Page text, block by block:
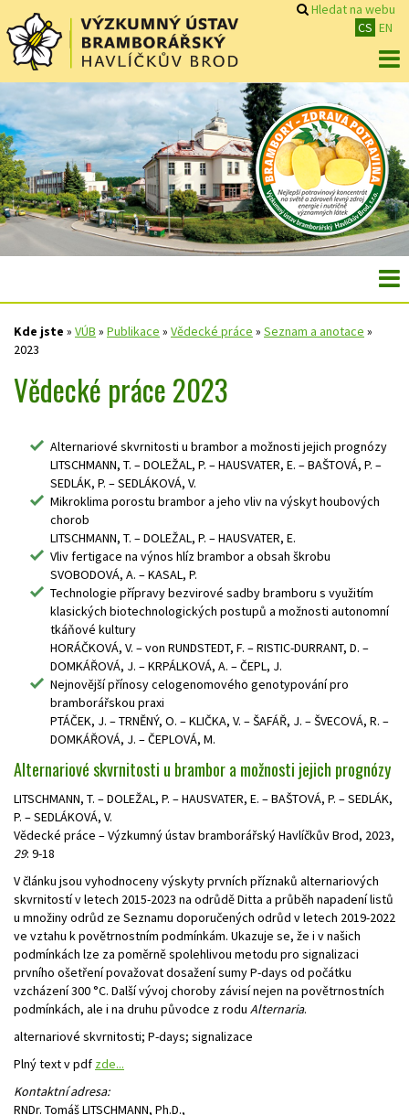
Hledat na webu
CS EN
Kde jste » VÚB » Publikace » Vědecké práce » Seznam a anotace »
2023
Vědecké práce 2023
Alternariové skvrnitosti u brambor a možnosti jejich prognózy
LITSCHMANN, T. – DOLEŽAL, P. – HAUSVATER, E. – BAŠTOVÁ, P. –
SEDLÁK, P. – SEDLÁKOVÁ, V.
Mikroklima porostu brambor a jeho vliv na výskyt houbových
chorob
LITSCHMANN, T. – DOLEŽAL, P. – HAUSVATER, E.
Vliv fertigace na výnos hlíz brambor a obsah škrobu
SVOBODOVÁ, A. – KASAL, P.
Technologie přípravy bezvirové sadby bramboru s využitím
klasických biotechnologických postupů a možnosti autonomní
tkáňové kultury
HORÁČKOVÁ, V. – von RUNDSTEDT, F. – RISTIC-DURRANT, D. –
DOMKÁŘOVÁ, J. – KRPÁLKOVÁ, A. – ČEPL, J.
Nejnovější přínosy celogenomového genotypování pro
bramborářskou praxi
PTÁČEK, J. – TRNĚNÝ, O. – KLIČKA, V. – ŠAFÁŘ, J. – ŠVECOVÁ, R. –
DOMKÁŘOVÁ, J. – ČEPLOVÁ, M.
Alternariové skvrnitosti u brambor a možnosti jejich prognózy
LITSCHMANN, T. – DOLEŽAL, P. – HAUSVATER, E. – BAŠTOVÁ, P. – SEDLÁK,
P. – SEDLÁKOVÁ, V.
Vědecké práce – Výzkumný ústav bramborářský Havlíčkův Brod, 2023,
29: 9-18
V článku jsou vyhodnoceny výskyty prvních příznaků alternariových
skvrnitostí v letech 2015-2023 na odrůdě Ditta a průběh napadení listů
u množiny odrůd ze Seznamu doporučených odrůd v letech 2019-2022
ve vztahu k povětrnostním podmínkám. Ukazuje se, že i v našich
podmínkách lze za poměrně spolehlivou metodu pro signalizaci
prvního ošetření považovat dosažení sumy P-days od počátku
vzcházení 300 °C. Další vývoj choroby závisí nejen na povětrnostních
podmínkách, ale i na druhu původce z rodu Alternaria.
alternariové skvrnitosti; P-days; signalizace
Plný text v pdf zde...
Kontaktní adresa:
RNDr. Tomáš LITSCHMANN, Ph.D.,